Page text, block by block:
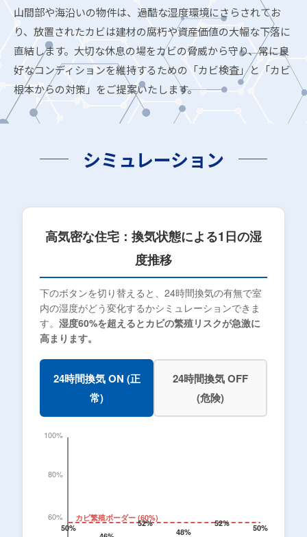
山間部や海沿いの物件は、過酷な湿度環境にさらされてお
り、放置されたカビは建材の腐朽や資産価値の大幅な下落に
直結します。大切な休息の場をカビの脅威から守り、常に良
好なコンディションを維持するための「カビ検査」と「カビ
根本からの対策」をご提案いたします。
シミュレーション
高気密な住宅：換気状態による1日の湿
度推移
下のボタンを切り替えると、24時間換気の有無で室
内の湿度がどう変化するかシミュレーションできま
す。湿度60%を超えるとカビの繁殖リスクが急激に
高まります。
24時間換気 ON (正
常)
24時間換気 OFF
(危険)
100%
80%
60%
カビ繁殖ボーダー (60%)
50%
52%
48%
52% 50%